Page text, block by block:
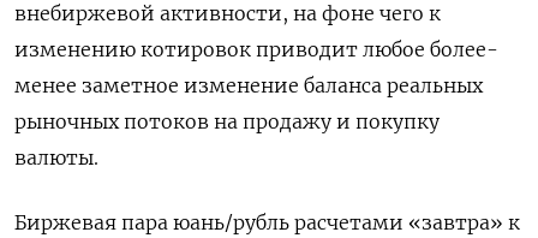
внебиржевой активности, на фоне чего к
изменению котировок приводит любое более-
менее заметное изменение баланса реальных
рыночных потоков на продажу и покупку
валюты.
Биржевая пара юань/рубль расчетами «завтра» к